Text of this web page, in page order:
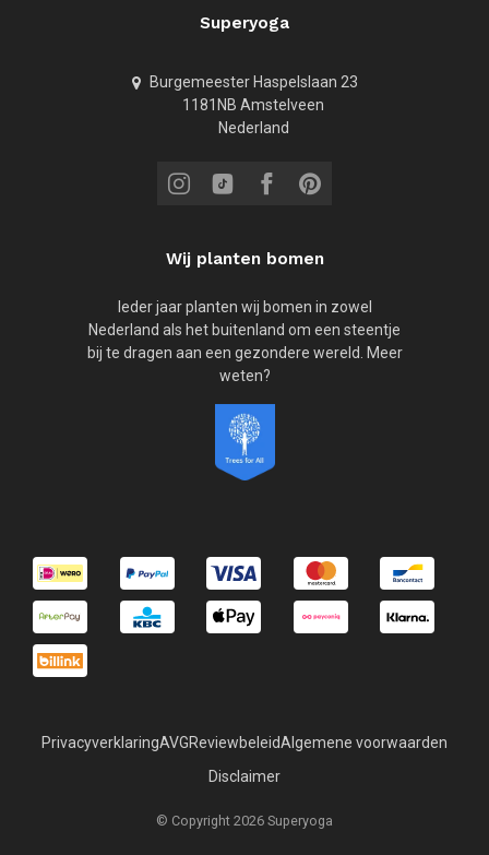
Superyoga
Burgemeester Haspelslaan 23
1181NB Amstelveen
Nederland
Wij planten bomen
Ieder jaar planten wij bomen in zowel
Nederland als het buitenland om een steentje
bij te dragen aan een gezondere wereld. Meer
weten?
PrivacyverklaringAVGReviewbeleidAlgemene voorwaarden
Disclaimer
© Copyright 2026 Superyoga